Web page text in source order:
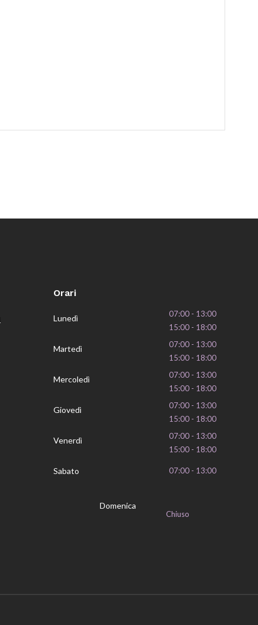
Orari
Lunedì
07:00 - 13:00
15:00 - 18:00
Martedì
07:00 - 13:00
15:00 - 18:00
Mercoledì
07:00 - 13:00
15:00 - 18:00
Giovedì
07:00 - 13:00
15:00 - 18:00
Venerdì
07:00 - 13:00
15:00 - 18:00
Sabato 07:00 - 13:00
Domenica
Chiuso